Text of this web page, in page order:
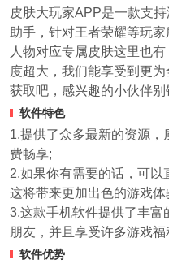
皮肤大玩家APP是一款支
助手，针对王者荣耀等玩
人物对应专属皮肤这里也
度超大，我们能享受到更
获取吧，感兴趣的小伙伴别
软件特色
1.提供了众多最新的资源
费畅享;
2.如果你有需要的话，可以
这将带来更加出色的游戏体
3.这款手机软件提供了丰富
朋友，并且享受许多游戏福
软件优势